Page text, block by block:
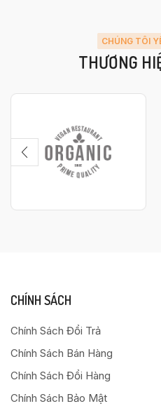
CHÚNG TÔI
THƯƠNG
CHÍNH SÁCH
Chính Sách Đổi Trả
Chính Sách Bán Hàng
Chính Sách Đổi Hàng
Chính Sách Bảo Mật